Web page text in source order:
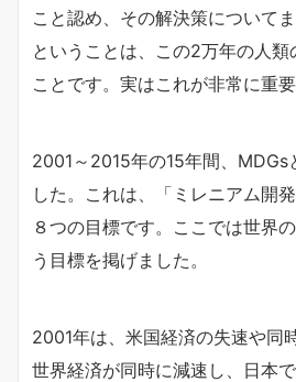
こと認め、その解決策について
ということは、この2万年の人
ことです。実はこれが非常に重要
2001～2015年の15年間、MDGs
した。これは、「ミレニアム開
８つの目標です。ここでは世界
う目標を掲げました。
2001年は、米国経済の失速や同
世界経済が同時に減速し、日本